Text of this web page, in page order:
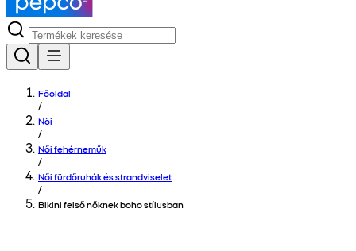
Főoldal
/
Női
/
Női fehérneműk
/
Női fürdőruhák és strandviselet
/
Bikini felső nőknek boho stílusban